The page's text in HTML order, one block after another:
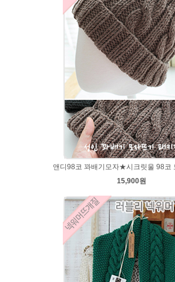
앤디98코 꽈배기모자★시크릿울 98코
15,900원